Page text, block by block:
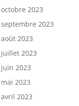
octobre 2023
septembre 2023
août 2023
juillet 2023
juin 2023
mai 2023
avril 2023